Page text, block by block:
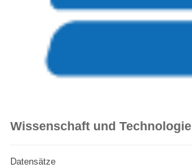
Wissenschaft und Technologie
Datensätze